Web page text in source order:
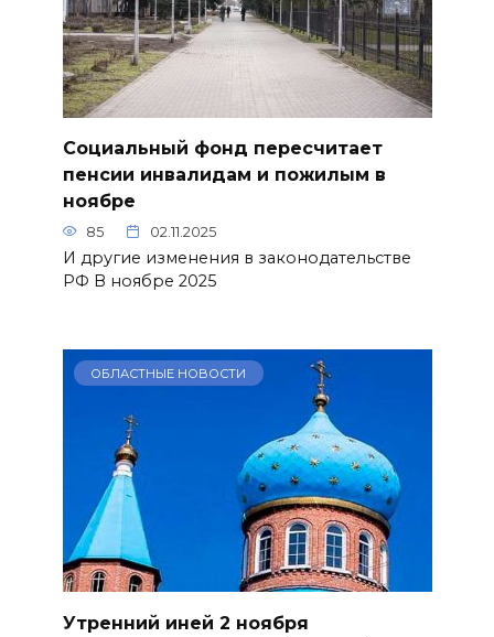
Социальный фонд пересчитает
пенсии инвалидам и пожилым в
ноябре
85 02.11.2025
И другие изменения в законодательстве
РФ В ноябре 2025
ОБЛАСТНЫЕ НОВОСТИ
Утренний иней 2 ноября